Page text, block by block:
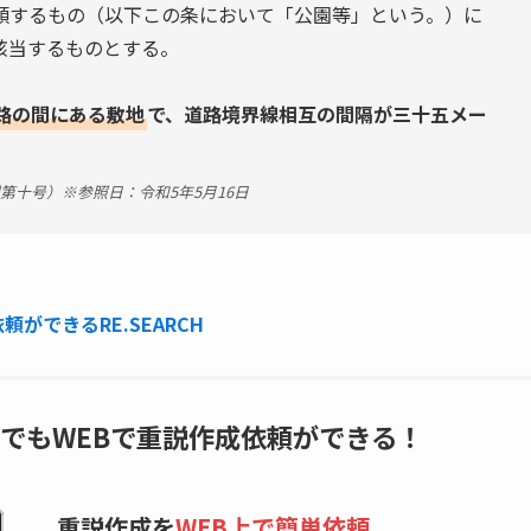
るもの（以下この条において「公園等」という。）に
するものとする。
の間にある敷地で、道路境界線相互の間隔が三十五メー
十号）※参照日：令和5年5月16日
ができるRE.SEARCH
もWEBで重説作成依頼ができる！